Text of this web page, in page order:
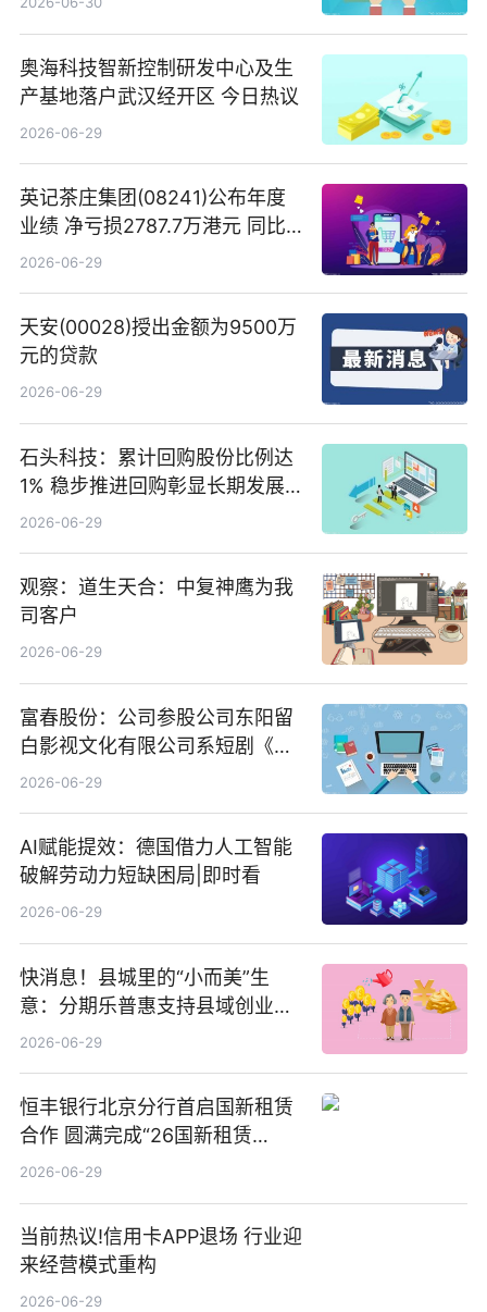
奥海科技智新控制研发中心及生
产基地落户武汉经开区 今日热议
2026-06-29
英记茶庄集团(08241)公布年度
业绩 净亏损2787.7万港元 同比
扩大65.15% 焦点速读
2026-06-29
天安(00028)授出金额为9500万
元的贷款
2026-06-29
石头科技：累计回购股份比例达
1% 稳步推进回购彰显长期发展
信心 新动态
2026-06-29
观察：道生天合：中复神鹰为我
司客户
2026-06-29
富春股份：公司参股公司东阳留
白影视文化有限公司系短剧《风
声之双生谜局》的出品方 热门看
2026-06-29
AI赋能提效：德国借力人工智能
破解劳动力短缺困局|即时看
2026-06-29
快消息！县城里的“小而美”生
意：分期乐普惠支持县域创业者
扎根生长
2026-06-29
恒丰银行北京分行首启国新租赁
合作 圆满完成“26国新租赁
SCP003”发行_焦点精选
2026-06-29
当前热议!信用卡APP退场 行业迎
来经营模式重构
2026-06-29